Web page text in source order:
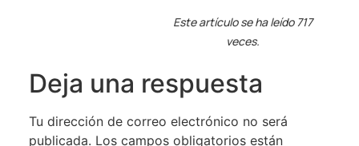
Este artículo se ha leído 717
veces.
Deja una respuesta
Tu dirección de correo electrónico no será
publicada. Los campos obligatorios están